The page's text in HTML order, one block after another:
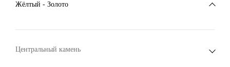
Жёлтый - Золото
Центральный камень